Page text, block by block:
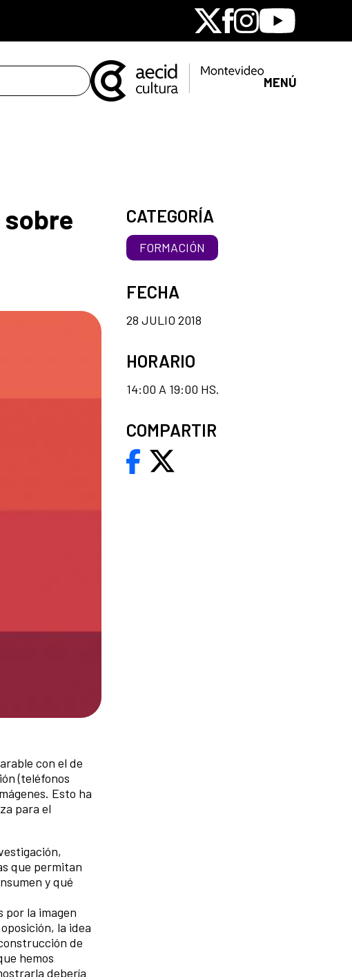
X Facebook
Instagram
Youtube
MENÚ
con el de
(teléfonos
Esto ha
para el
que permitan
y qué
por la imagen
la idea
de
hemos
debería
CATEGORÍA
FORMACIÓN
FECHA
28 JULIO 2018
HORARIO
14:00 A 19:00 HS.
COMPARTIR